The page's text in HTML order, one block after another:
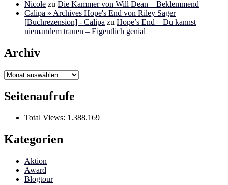
Nicole zu Die Kammer von Will Dean – Beklemmend
Calipa » Archives Hope's End von Riley Sager
[Buchrezension] - Calipa zu Hope’s End – Du kannst
niemandem trauen – Eigentlich genial
Archiv
Archiv
Seitenaufrufe
Total Views: 1.388.169
Kategorien
Aktion
Award
Blogtour